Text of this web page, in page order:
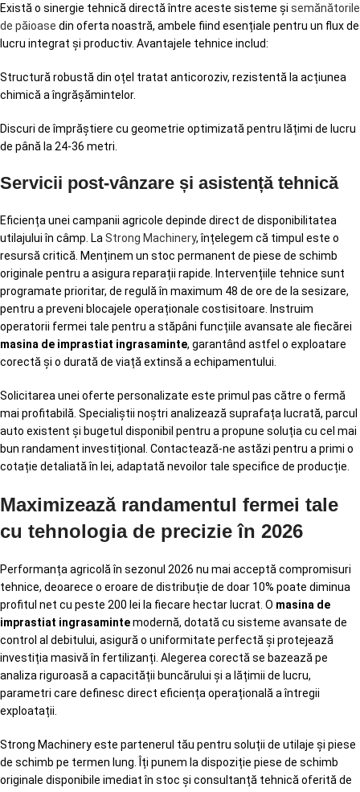
Există o sinergie tehnică directă între aceste sisteme și semănătorile
de păioase din oferta noastră, ambele fiind esențiale pentru un flux de
lucru integrat și productiv. Avantajele tehnice includ:
Structură robustă din oțel tratat anticoroziv, rezistentă la acțiunea
chimică a îngrășămintelor.
Discuri de împrăștiere cu geometrie optimizată pentru lățimi de lucru
de până la 24-36 metri.
Servicii post-vânzare și asistență tehnică
Eficiența unei campanii agricole depinde direct de disponibilitatea
utilajului în câmp. La Strong Machinery, înțelegem că timpul este o
resursă critică. Menținem un stoc permanent de piese de schimb
originale pentru a asigura reparații rapide. Intervențiile tehnice sunt
programate prioritar, de regulă în maximum 48 de ore de la sesizare,
pentru a preveni blocajele operaționale costisitoare. Instruim
operatorii fermei tale pentru a stăpâni funcțiile avansate ale fiecărei
masina de imprastiat ingrasaminte, garantând astfel o exploatare
corectă și o durată de viață extinsă a echipamentului.
Solicitarea unei oferte personalizate este primul pas către o fermă
mai profitabilă. Specialiștii noștri analizează suprafața lucrată, parcul
auto existent și bugetul disponibil pentru a propune soluția cu cel mai
bun randament investițional. Contactează-ne astăzi pentru a primi o
cotație detaliată în lei, adaptată nevoilor tale specifice de producție.
Maximizează randamentul fermei tale
cu tehnologia de precizie în 2026
Performanța agricolă în sezonul 2026 nu mai acceptă compromisuri
tehnice, deoarece o eroare de distribuție de doar 10% poate diminua
profitul net cu peste 200 lei la fiecare hectar lucrat. O masina de
imprastiat ingrasamintemodernă, dotată cu sisteme avansate de
control al debitului, asigură o uniformitate perfectă și protejează
investiția masivă în fertilizanți. Alegerea corectă se bazează pe
analiza riguroasă a capacității buncărului și a lățimii de lucru,
parametri care definesc direct eficiența operațională a întregii
exploatații.
Strong Machinery este partenerul tău pentru soluții de utilaje și piese
de schimb pe termen lung. Îți punem la dispoziție piese de schimb
originale disponibile imediat în stoc și consultanță tehnică oferită de